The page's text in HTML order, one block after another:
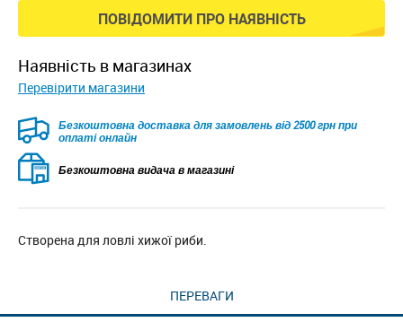
ПОВІДОМИТИ ПРО НАЯВНІСТЬ
наявність в магазинах
Перевірити магазини
Безкоштовна доставка для замовлень від 2500 грн при
оплаті онлайн
Безкоштовна видача в магазині
Створена для ловлі хижої риби.
ПЕРЕВАГИ